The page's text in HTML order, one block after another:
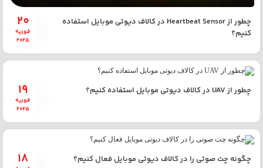
20
فوریه
2025
چطور از Heartbeat Sensor در کالاف دیوتی موبایل استفاده
کنیم؟
19
فوریه
2025
چطور از UAV در کالاف دیوتی موبایل استفاده کنیم؟
18 چگونه چت صوتی را در کالاف دیوتی موبایل فعال کنیم؟